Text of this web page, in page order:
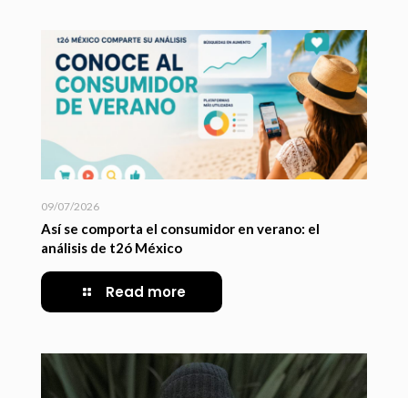
09/07/2026
Así se comporta el consumidor en verano: el
análisis de t2ó México
Read more